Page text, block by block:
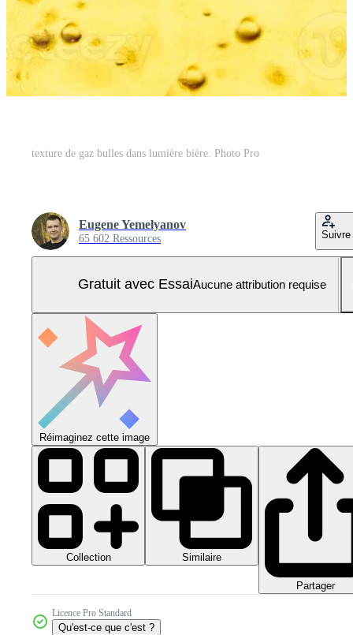
texture de gaz bulles dans lumière bière. Photo Pro
Eugene Yemelyanov
65 602 Ressources Suivre
Gratuit avec EssaiAucune attribution requise
Réimaginez cette image
Collection Similaire
Partager
Licence Pro Standard
Qu'est-ce que c'est ?